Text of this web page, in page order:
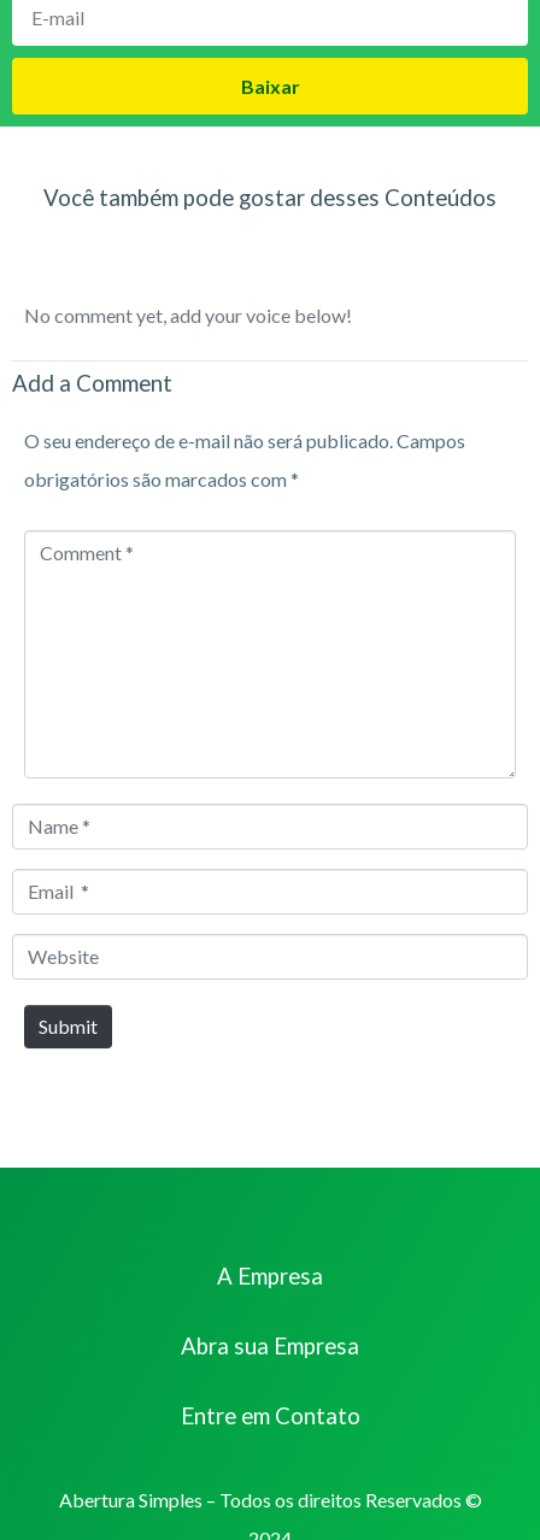
Baixar
Você também pode gostar desses Conteúdos
No comment yet, add your voice below!
Add a Comment
O seu endereço de e-mail não será publicado.Campos
obrigatórios são marcados com*
Comment
Name
Email
Website
Submit
A Empresa
Abra sua Empresa
Entre em Contato
Abertura Simples – Todos os direitos Reservados ©